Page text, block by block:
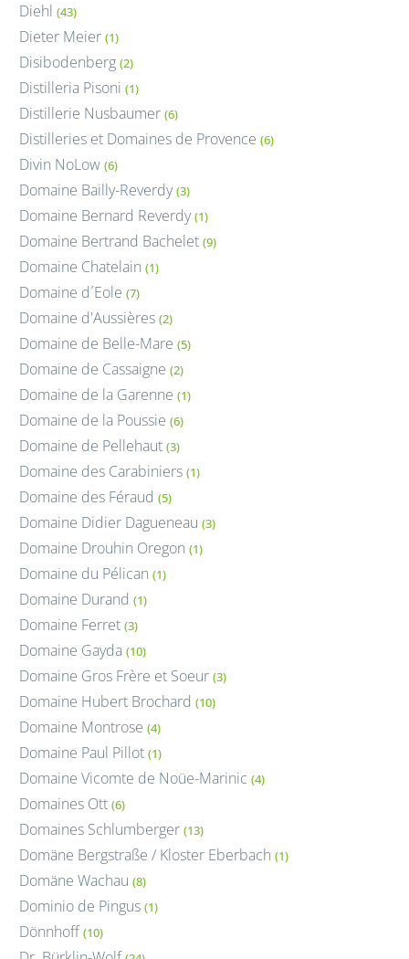
Diehl (43)
Dieter Meier (1)
Disibodenberg (2)
Distilleria Pisoni (1)
Distillerie Nusbaumer (6)
Distilleries et Domaines de Provence (6)
Divin NoLow (6)
Domaine Bailly-Reverdy (3)
Domaine Bernard Reverdy (1)
Domaine Bertrand Bachelet (9)
Domaine Chatelain (1)
Domaine d´Eole (7)
Domaine d'Aussières (2)
Domaine de Belle-Mare (5)
Domaine de Cassaigne (2)
Domaine de la Garenne (1)
Domaine de la Poussie (6)
Domaine de Pellehaut (3)
Domaine des Carabiniers (1)
Domaine des Féraud (5)
Domaine Didier Dagueneau (3)
Domaine Drouhin Oregon (1)
Domaine du Pélican (1)
Domaine Durand (1)
Domaine Ferret (3)
Domaine Gayda (10)
Domaine Gros Frère et Soeur (3)
Domaine Hubert Brochard (10)
Domaine Montrose (4)
Domaine Paul Pillot (1)
Domaine Vicomte de Noüe-Marinic (4)
Domaines Ott (6)
Domaines Schlumberger (13)
Domäne Bergstraße / Kloster Eberbach (1)
Domäne Wachau (8)
Dominio de Pingus (1)
Dönnhoff (10)